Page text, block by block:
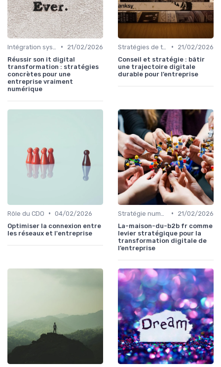
•
21/02/2026
Réussir son it digital
transformation : stratégies
concrètes pour une
entreprise vraiment
numérique
•
21/02/2026
Conseil et stratégie : bâtir
une trajectoire digitale
durable pour l’entreprise
Rôle du CDO • 04/02/2026
Optimiser la connexion entre
les réseaux et l'entreprise
•
21/02/2026
La-maison-du-b2b fr comme
levier stratégique pour la
transformation digitale de
l’entreprise